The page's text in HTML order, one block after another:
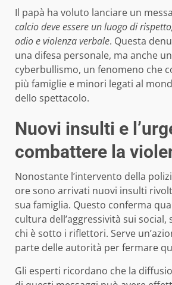
Il papà ha voluto lanciare un
calcio deve essere un luogo di
odio e violenza verbale. Questa
una difesa personale, ma anche
cyberbullismo, un fenomeno che
più famiglie e minori legati al
dello spettacolo.
Nuovi insulti e
combattere la
Nonostante l’intervento della
ore sono arrivati nuovi insulti
sua famiglia. Questo conferma
cultura dell’aggressività sui
chi è sotto i riflettori. Serve
parte delle autorità per fermare
Gli esperti ricordano che la